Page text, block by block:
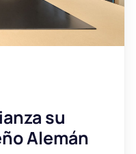
su
Alemán